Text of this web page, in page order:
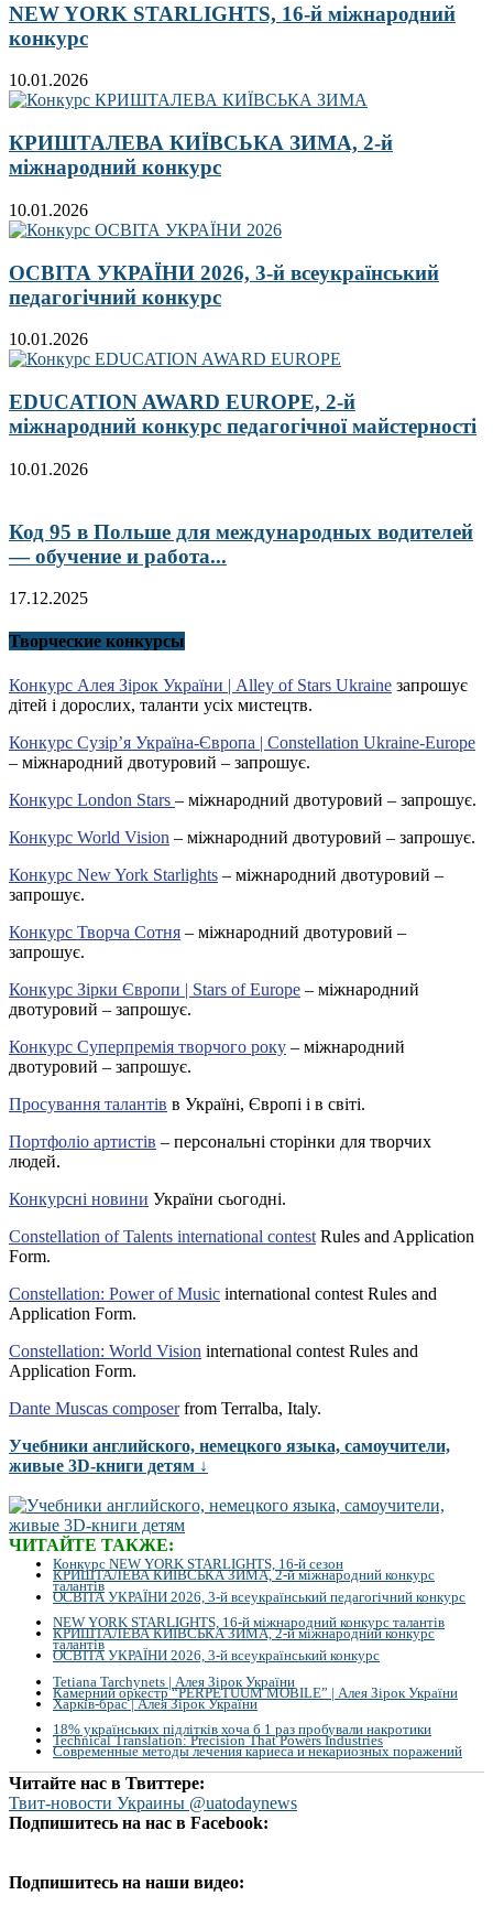
NEW YORK STARLIGHTS, 16-й міжнародний
конкурс
10.01.2026
КРИШТАЛЕВА КИЇВСЬКА ЗИМА, 2-й
міжнародний конкурс
10.01.2026
ОСВІТА УКРАЇНИ 2026, 3-й всеукраїнський
педагогічний конкурс
10.01.2026
EDUCATION AWARD EUROPE, 2-й
міжнародний конкурс педагогічної майстерності
10.01.2026
Код 95 в Польше для международных водителей
— обучение и работа...
17.12.2025
Творческие конкурсы
Конкурс Алея Зірок України | Alley of Stars Ukraine запрошує
дітей і дорослих, таланти усіх мистецтв.
Конкурс Сузір’я Україна-Європа | Constellation Ukraine-Europe
– міжнародний двотуровий – запрошує.
Конкурс London Stars – міжнародний двотуровий – запрошує.
Конкурс World Vision – міжнародний двотуровий – запрошує.
Конкурс New York Starlights – міжнародний двотуровий –
запрошує.
Конкурс Творча Сотня – міжнародний двотуровий –
запрошує.
Конкурс Зірки Європи | Stars of Europe – міжнародний
двотуровий – запрошує.
Конкурс Суперпремія творчого року – міжнародний
двотуровий – запрошує.
Просування талантів в Україні, Європі і в світі.
Портфоліо артистів – персональні сторінки для творчих
людей.
Конкурсні новини України сьогодні.
Constellation of Talents international contest Rules and Application
Form.
Constellation: Power of Music international contest Rules and
Application Form.
Constellation: World Vision international contest Rules and
Application Form.
Dante Muscas composerfrom Terralba, Italy.
Учебники английского, немецкого языка, самоучители,
живые 3D-книги детям ↓
ЧИТАЙТЕ ТАКЖЕ:
Конкурс NEW YORK STARLIGHTS, 16-й сезон
КРИШТАЛЕВА КИЇВСЬКА ЗИМА, 2-й міжнародний конкурс
талантів
ОСВІТА УКРАЇНИ 2026, 3-й всеукраїнський педагогічний конкурс
NEW YORK STARLIGHTS, 16-й міжнародний конкурс талантів
КРИШТАЛЕВА КИЇВСЬКА ЗИМА, 2-й міжнародний конкурс
талантів
ОСВІТА УКРАЇНИ 2026, 3-й всеукраїнський конкурс
Tetiana Tarchynets | Алея Зірок України
Камерний оркестр “PERPETUUM MOBILE” | Алея Зірок України
Харків-брас | Алея Зірок України
18% українських підлітків хоча б 1 раз пробували накротики
Technical Translation: Precision That Powers Industries
Современные методы лечения кариеса и некариозных поражений
Читайте нас в Твиттере:
Твит-новости Украины @uatodaynews
Подпишитесь на нас в Facebook:
Подпишитесь на наши видео: